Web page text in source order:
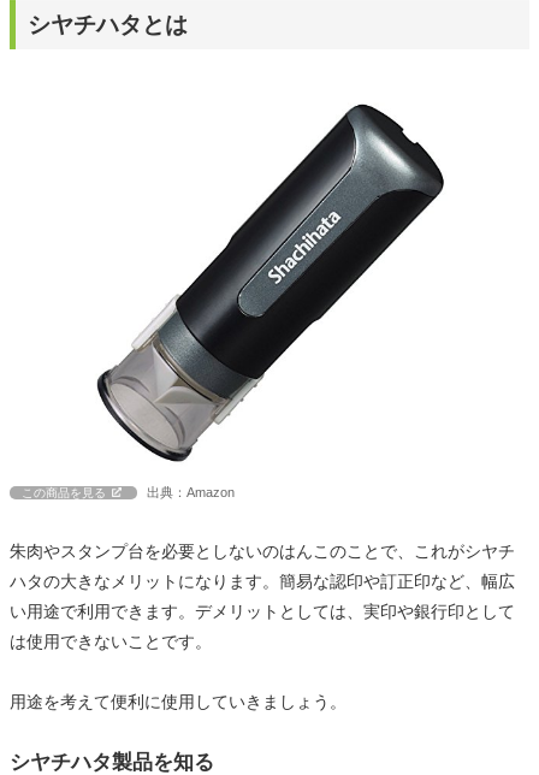
シヤチハタとは
この商品を見る 出典：Amazon
朱肉やスタンプ台を必要としないのはんこのことで、これがシヤチ
ハタの大きなメリットになります。簡易な認印や訂正印など、幅広
い用途で利用できます。デメリットとしては、実印や銀行印として
は使用できないことです。
用途を考えて便利に使用していきましょう。
シヤチハタ製品を知る